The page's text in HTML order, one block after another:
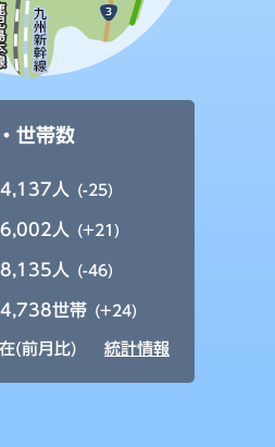
世帯数
人 (-25)
人 (+21)
人 (-46)
世帯 (+24)
(前月比) 統計情報